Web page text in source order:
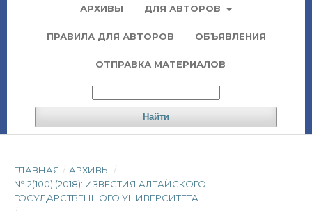
АРХИВЫ ДЛЯ АВТОРОВ
ПРАВИЛА ДЛЯ АВТОРОВ ОБЪЯВЛЕНИЯ
ОТПРАВКА МАТЕРИАЛОВ
Найти
ГЛАВНАЯ / АРХИВЫ /
№ 2(100) (2018): ИЗВЕСТИЯ АЛТАЙСКОГО
ГОСУДАРСТВЕННОГО УНИВЕРСИТЕТА